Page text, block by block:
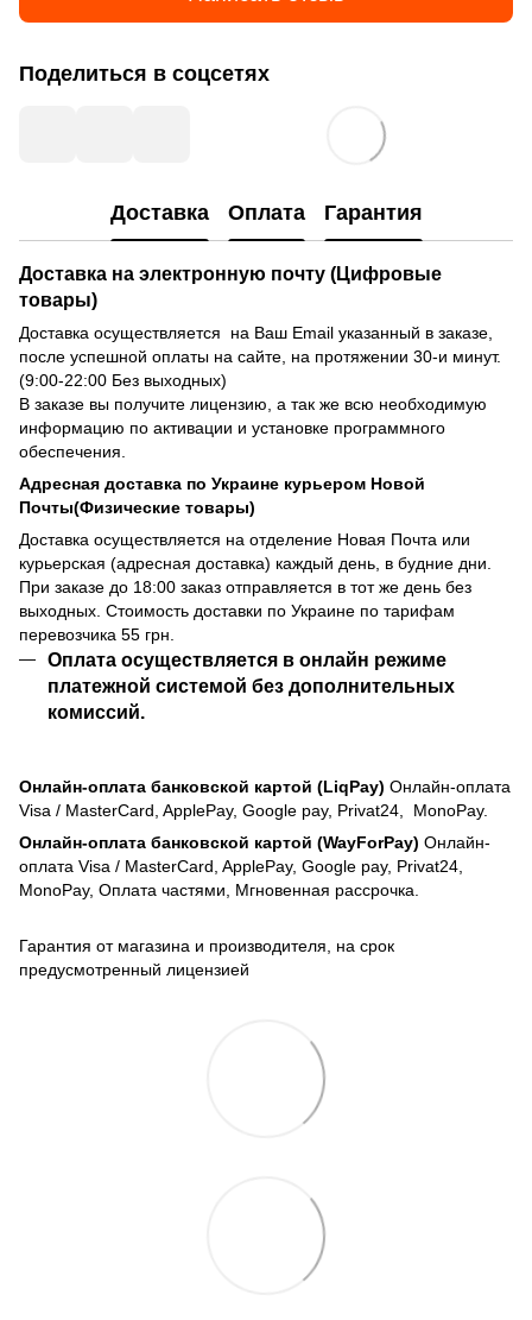
Поделиться в соцсетях
Доставка Оплата Гарантия
Доставка на электронную почту (Цифровые
товары)
Доставка осуществляется на Ваш Email указанный в заказе,
после успешной оплаты на сайте, на протяжении 30-и минут.
(9:00-22:00 Без выходных)
В заказе вы получите лицензию, а так же всю необходимую
информацию по активации и установке программного
обеспечения.
Адресная доставка по Украине курьером Новой
Почты(Физические товары)
Доставка осуществляется на отделение Новая Почта или
курьерская (адресная доставка) каждый день, в будние дни.
При заказе до 18:00 заказ отправляется в тот же день без
выходных. Стоимость доставки по Украине по тарифам
перевозчика 55 грн.
Оплата осуществляется в онлайн режиме
платежной системой без дополнительных
комиссий.
Онлайн-оплата банковской картой (LiqPay) Онлайн-оплата
Visa / MasterCard, ApplePay, Google pay, Privat24, MonoPay.
Онлайн-оплата банковской картой (WayForPay) Онлайн-
оплата Visa / MasterCard, ApplePay, Google pay, Privat24,
MonoPay, Оплата частями, Мгновенная рассрочка.
Гарантия от магазина и производителя, на срок
предусмотренный лицензией